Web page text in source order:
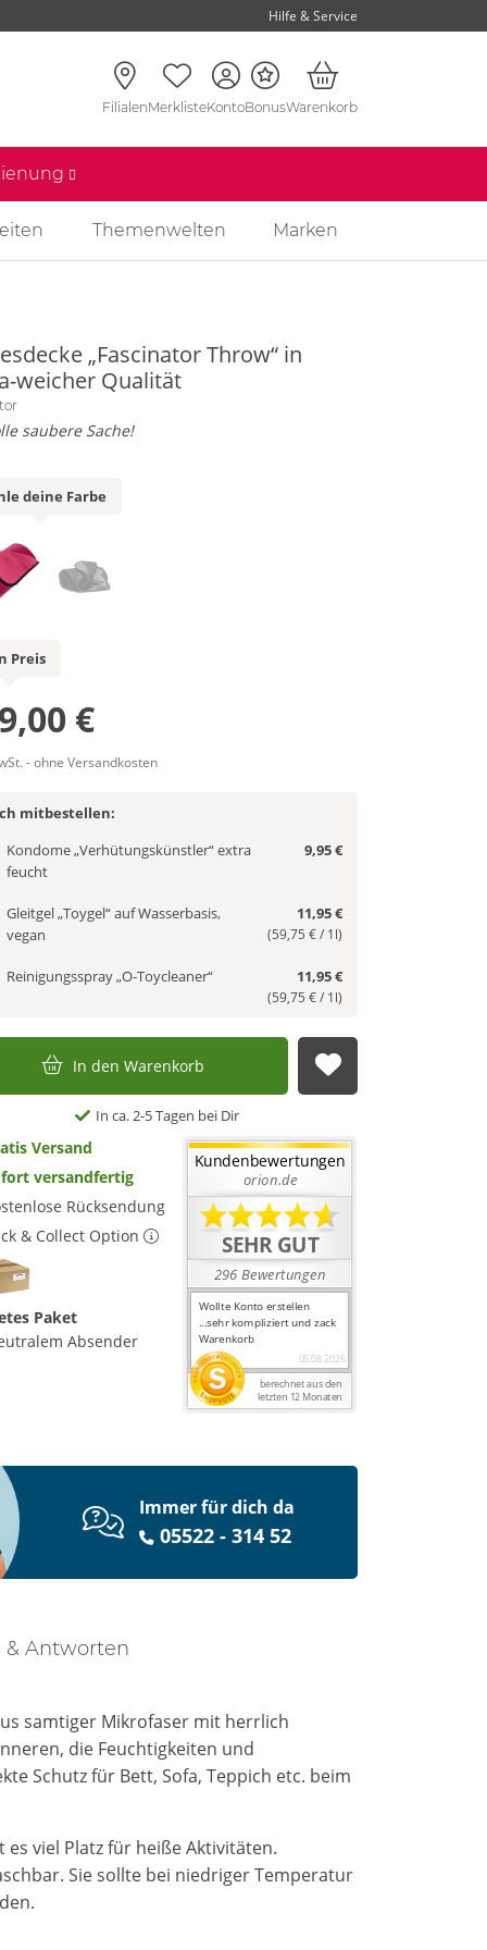
Hilfe & Service
FilialenMerklisteKontoBonusWarenkorb
Themenwelten Marken
„Fascinator Throw“ in
weicher Qualität
saubere Sache!
deine Farbe
Preis
€
- ohne Versandkosten
mitbestellen:
Kondome „Verhütungskünstler“ extra
feucht
9,95 €
Gleitgel „Toygel“ auf Wasserbasis,
vegan
11,95 €
(59,75 € / 1l)
Reinigungsspray „O-Toycleaner“ 11,95 €
(59,75 € / 1l)
In den Warenkorb Auf die
In ca. 2-5 Tagen bei Dir
Versand
versandfertig
Rücksendung
& Collect Option
Paket
Absender
Immer für dich da
05522 - 314 52
& Antworten
samtiger Mikrofaser mit herrlich
die Feuchtigkeiten und
Schutz für Bett, Sofa, Teppich etc. beim
viel Platz für heiße Aktivitäten.
Sie sollte bei niedriger Temperatur